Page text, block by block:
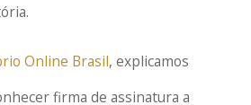
Online Brasil, explicamos
firma de assinatura a